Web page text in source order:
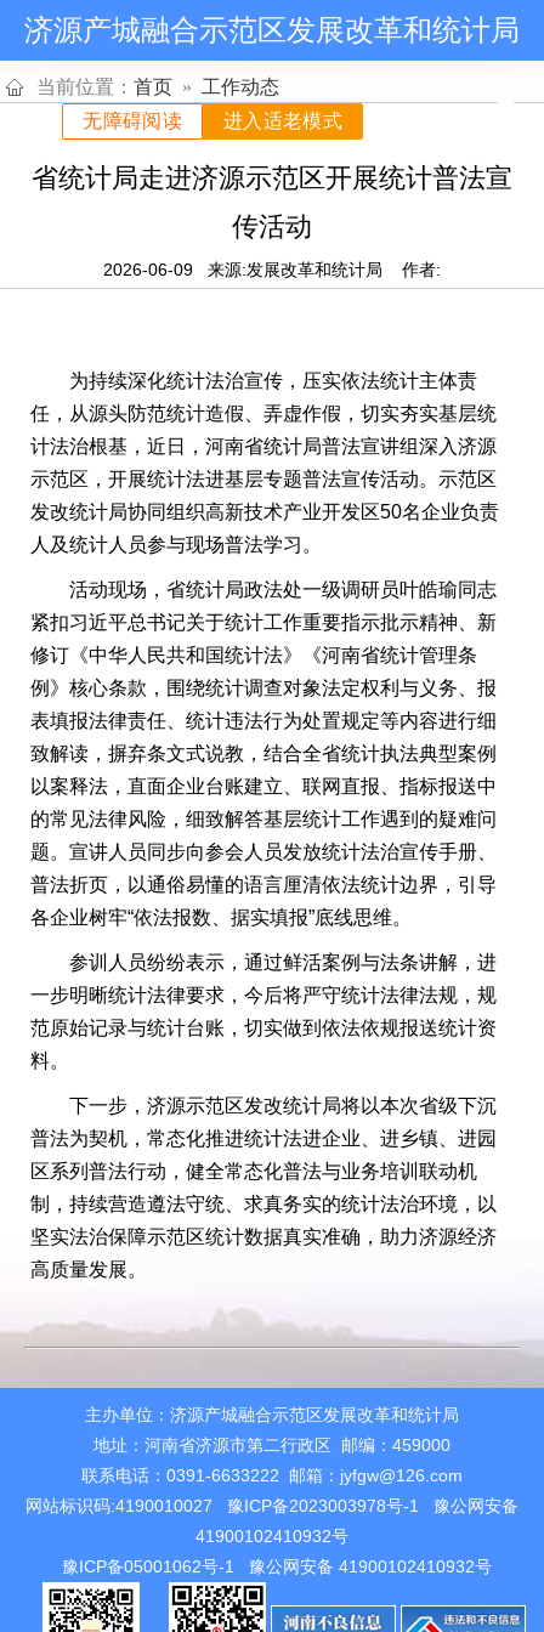
济源产城融合示范区发展改革和统计局
当前位置： 首页 » 工作动态
省统计局走进济源示范区开展统计普法宣
传活动
2026-06-09 来源:发展改革和统计局 作者:
为持续深化统计法治宣传，压实依法统计主体责
任，从源头防范统计造假、弄虚作假，切实夯实基层统
计法治根基，近日，河南省统计局普法宣讲组深入济源
示范区，开展统计法进基层专题普法宣传活动。示范区
发改统计局协同组织高新技术产业开发区50名企业负责
人及统计人员参与现场普法学习。
活动现场，省统计局政法处一级调研员叶皓瑜同志
紧扣习近平总书记关于统计工作重要指示批示精神、新
修订《中华人民共和国统计法》《河南省统计管理条
例》核心条款，围绕统计调查对象法定权利与义务、报
表填报法律责任、统计违法行为处置规定等内容进行细
致解读，摒弃条文式说教，结合全省统计执法典型案例
以案释法，直面企业台账建立、联网直报、指标报送中
的常见法律风险，细致解答基层统计工作遇到的疑难问
题。宣讲人员同步向参会人员发放统计法治宣传手册、
普法折页，以通俗易懂的语言厘清依法统计边界，引导
各企业树牢“依法报数、据实填报”底线思维。
参训人员纷纷表示，通过鲜活案例与法条讲解，进
一步明晰统计法律要求，今后将严守统计法律法规，规
范原始记录与统计台账，切实做到依法依规报送统计资
料。
下一步，济源示范区发改统计局将以本次省级下沉
普法为契机，常态化推进统计法进企业、进乡镇、进园
区系列普法行动，健全常态化普法与业务培训联动机
制，持续营造遵法守统、求真务实的统计法治环境，以
坚实法治保障示范区统计数据真实准确，助力济源经济
高质量发展。
主办单位：济源产城融合示范区发展改革和统计局
地址：河南省济源市第二行政区 邮编：459000
联系电话：0391-6633222 邮箱：jyfgw@126.com
网站标识码:4190010027
豫ICP备2023003978号-1
豫公网安备
41900102410932号
豫ICP备05001062号-1
豫公网安备 41900102410932号
进入适老模式
无障碍阅读